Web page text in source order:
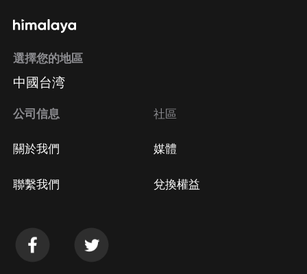
選擇您的地區
中國台湾
公司信息
關於我們
聯繫我們
社區
媒體
兌換權益